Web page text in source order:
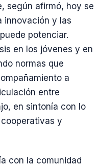
según afirmó, hoy se
innovación y las
potenciar.
en los jóvenes y en
normas que
a
entre
en sintonía con lo
y
con la comunidad